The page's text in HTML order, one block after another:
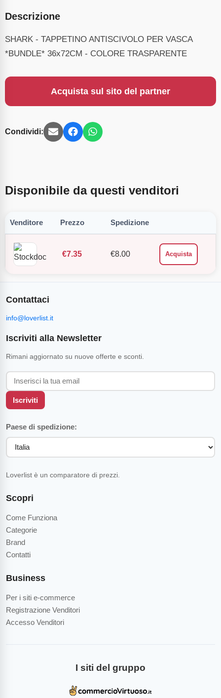
Descrizione
SHARK - TAPPETINO ANTISCIVOLO PER VASCA
*BUNDLE* 36x72CM - COLORE TRASPARENTE
Acquista sul sito del partner
Condividi:
Disponibile da questi venditori
Venditore Prezzo Spedizione
€7.35 €8.00 Acquista
Scopri
Come Funziona
Categorie
Brand
Contatti
Business
Per i siti e-commerce
Registrazione Venditori
Accesso Venditori
Contattaci
info@loverlist.it
Iscriviti alla Newsletter
Rimani aggiornato su nuove offerte e sconti.
Iscriviti
Paese di spedizione:
Loverlist è un comparatore di prezzi.
I siti del gruppo